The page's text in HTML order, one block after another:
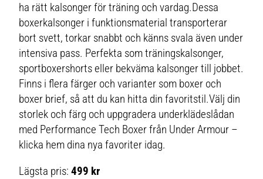
ha rätt kalsonger för träning och vardag.Dessa
boxerkalsonger i funktionsmaterial transporterar
bort svett, torkar snabbt och känns svala även under
intensiva pass. Perfekta som träningskalsonger,
sportboxershorts eller bekväma kalsonger till jobbet.
Finns i flera färger och varianter som boxer och
boxer brief, så att du kan hitta din favoritstil.Välj din
storlek och färg och uppgradera underklädeslådan
med Performance Tech Boxer från Under Armour –
klicka hem dina nya favoriter idag.
Lägsta pris:499 kr